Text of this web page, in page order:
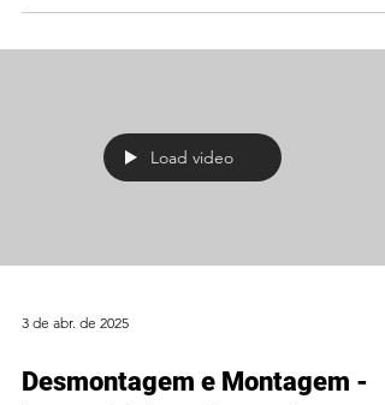
Load video
3 de abr. de 2025
Desmontagem e Montagem -